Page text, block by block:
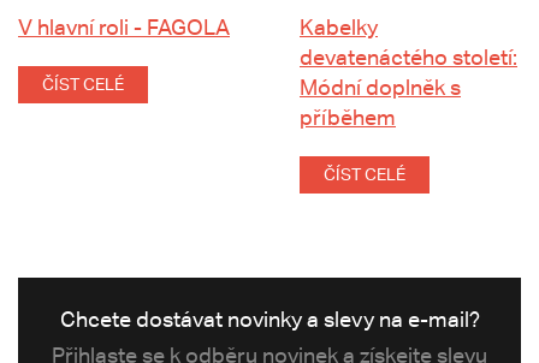
V hlavní roli - FAGOLA
ČÍST CELÉ
Kabelky
devatenáctého století:
Módní doplněk s
příběhem
ČÍST CELÉ
Chcete dostávat novinky a slevy na e-mail?
Přihlaste se k odběru novinek a získejte slevu